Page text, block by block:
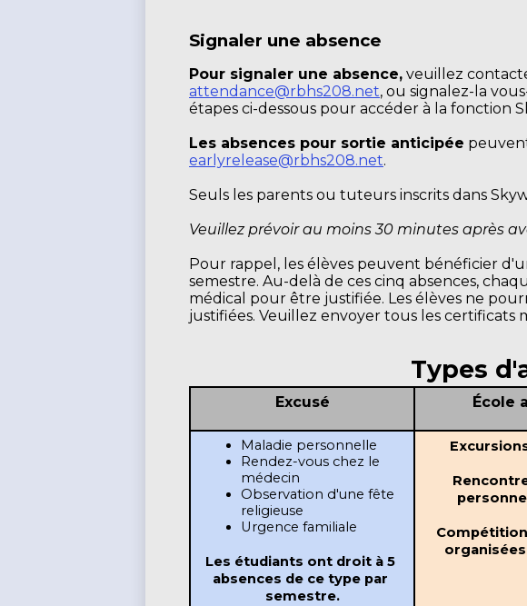
Signaler une absence
Pour signaler une absence, veuillez
attendance@rbhs208.net, ou signalez-la
étapes ci-dessous pour accéder à la fonction
Les absences pour sortie anticipée
earlyrelease@rbhs208.net.
Seuls les parents ou tuteurs inscrits dans
Veuillez prévoir au moins 30 minutes après
Pour rappel, les élèves peuvent bénéficier
semestre. Au-delà de ces cinq absences,
médical pour être justifiée. Les élèves ne
justifiées. Veuillez envoyer tous les certificats
Types
Excusé École
Maladie personnelle
Rendez-vous chez le
médecin
Observation d'une fête
religieuse
Urgence familiale
Les étudiants ont droit à 5
absences de ce type par
semestre.